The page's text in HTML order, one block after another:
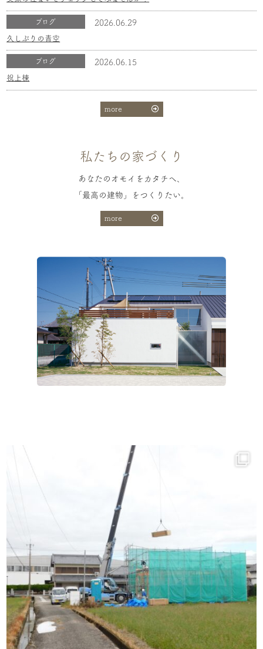
ブログ 2026.06.29
久しぶりの青空
ブログ 2026.06.15
祝上棟
more
私たちの家づくり
あなたのオモイをカタチへ、
「最高の建物」をつくりたい。
more